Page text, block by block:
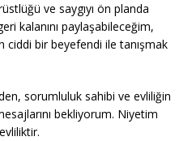
ve saygıyı ön planda
kalanını paylaşabileceğim,
ciddi bir beyefendi ile tanışmak
sorumluluk sahibi ve evliliğin
bekliyorum. Niyetim